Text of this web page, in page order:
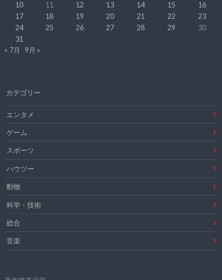
10
11 12 13 14 15
16
17
18 19 20 21 22
23
24
25 26 27 28 29
30
31
« 7月
9月 »
カテゴリー
エンタメ
ゲーム
スポーツ
ハウツー
動物
科学・技術
総合
音楽